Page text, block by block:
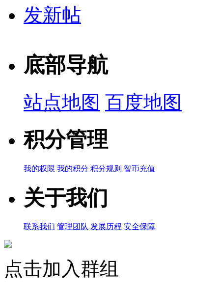
发新帖
底部导航
站点地图 百度地图
积分管理
我的权限 我的积分 积分规则 智币充值
关于我们
联系我们 管理团队 发展历程 安全保障
点击加入群组